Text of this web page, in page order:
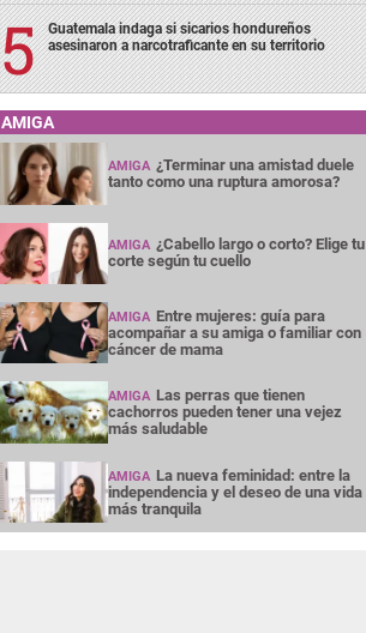
Guatemala indaga si sicarios hondureños
asesinaron a narcotraficante en su territorio
AMIGA
AMIGA ¿Terminar una amistad duele
tanto como una ruptura amorosa?
AMIGA ¿Cabello largo o corto? Elige tu
corte según tu cuello
AMIGA Entre mujeres: guía para
acompañar a su amiga o familiar con
cáncer de mama
AMIGA Las perras que tienen
cachorros pueden tener una vejez
más saludable
AMIGA La nueva feminidad: entre la
independencia y el deseo de una vida
más tranquila